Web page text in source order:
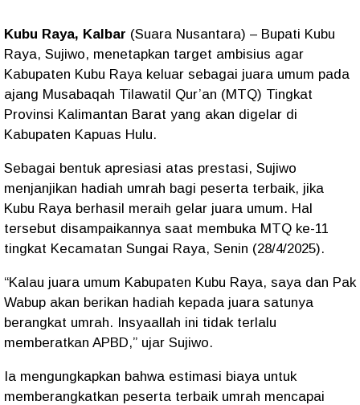
Kubu Raya, Kalbar (Suara Nusantara) – Bupati Kubu
Raya, Sujiwo, menetapkan target ambisius agar
Kabupaten Kubu Raya keluar sebagai juara umum pada
ajang Musabaqah Tilawatil Qur’an (MTQ) Tingkat
Provinsi Kalimantan Barat yang akan digelar di
Kabupaten Kapuas Hulu.
Sebagai bentuk apresiasi atas prestasi, Sujiwo
menjanjikan hadiah umrah bagi peserta terbaik, jika
Kubu Raya berhasil meraih gelar juara umum. Hal
tersebut disampaikannya saat membuka MTQ ke-11
tingkat Kecamatan Sungai Raya, Senin (28/4/2025).
“Kalau juara umum Kabupaten Kubu Raya, saya dan Pak
Wabup akan berikan hadiah kepada juara satunya
berangkat umrah. Insyaallah ini tidak terlalu
memberatkan APBD,” ujar Sujiwo.
Ia mengungkapkan bahwa estimasi biaya untuk
memberangkatkan peserta terbaik umrah mencapai